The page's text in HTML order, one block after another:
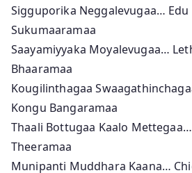
Sigguporika Neggalevugaa…
Sukumaaramaa
Saayamiyyaka Moyalevugaa…
Bhaaramaa
Kougilinthagaa
Kongu Bangaramaa
Thaali Bottugaa Kaalo
Theeramaa
Munipanti Muddhara Kaana…